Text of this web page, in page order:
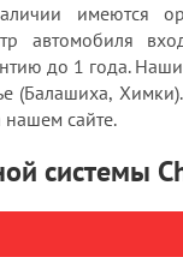
имеются
автомобиля
до 1 года.
нашем сайте.
системы